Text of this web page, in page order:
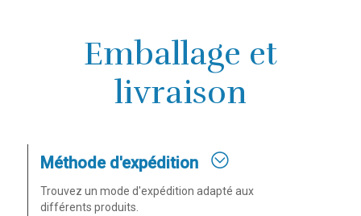
Emballage et
livraison
Méthode d'expédition
Trouvez un mode d'expédition adapté aux
différents produits.